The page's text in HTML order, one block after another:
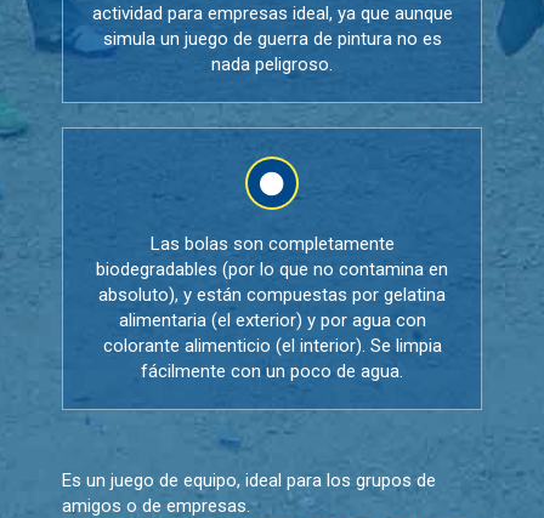
actividad para empresas ideal, ya que aunque
simula un juego de guerra de pintura no es
nada peligroso.
Las bolas son completamente
biodegradables (por lo que no contamina en
absoluto), y están compuestas por gelatina
alimentaria (el exterior) y por agua con
colorante alimenticio (el interior). Se limpia
fácilmente con un poco de agua.
Es un juego de equipo, ideal para los grupos de
amigos o de empresas.